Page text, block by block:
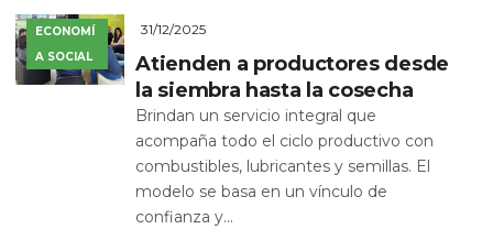
ECONOMÍ
A SOCIAL
31/12/2025
Atienden a productores desde
la siembra hasta la cosecha
Brindan un servicio integral que
acompaña todo el ciclo productivo con
combustibles, lubricantes y semillas. El
modelo se basa en un vínculo de
confianza y...